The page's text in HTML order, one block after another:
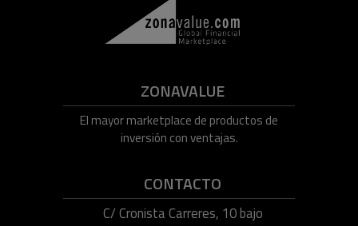
ZONAVALUE
El mayor marketplace de productos de
inversión con ventajas.
CONTACTO
C/ Cronista Carreres, 10 bajo